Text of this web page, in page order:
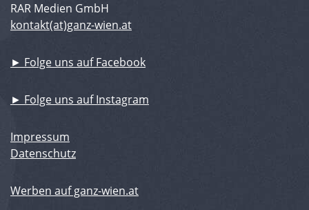
RAR Medien GmbH
kontakt(at)ganz-wien.at
► Folge uns auf Facebook
► Folge uns auf Instagram
Impressum
Datenschutz
Werben auf ganz-wien.at